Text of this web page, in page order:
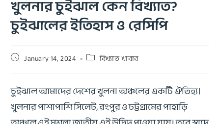
খুলনার চুইঝাল কেন বিখ্যাত?
চুইঝালের ইতিহাস ও রেসিপি
January 14, 2024 বিখ্যাত খাবার
চুইঝাল আমাদের দেশের খুলনা অঞ্চলের একটি ঐতিহ্য।
খুলনার পাশাপাশি সিলেট, রংপুর ও চট্টগ্রামের পাহাড়ি